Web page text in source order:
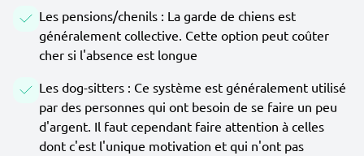
Les pensions/chenils : La garde de chiens est
généralement collective. Cette option peut coûter
cher si l'absence est longue
Les dog-sitters : Ce système est généralement utilisé
par des personnes qui ont besoin de se faire un peu
d'argent. Il faut cependant faire attention à celles
dont c'est l'unique motivation et qui n'ont pas